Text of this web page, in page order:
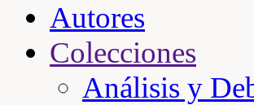
Autores
Colecciones
Análisis y